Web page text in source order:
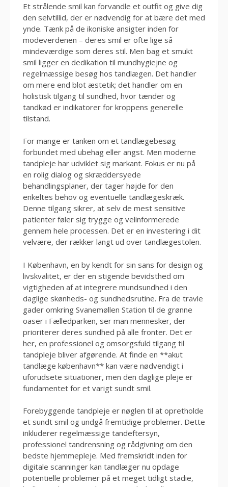
Et strålende smil kan forvandle et outfit og give dig
den selvtillid, der er nødvendig for at bære det med
ynde. Tænk på de ikoniske ansigter inden for
modeverdenen – deres smil er ofte lige så
mindeværdige som deres stil. Men bag et smukt
smil ligger en dedikation til mundhygiejne og
regelmæssige besøg hos tandlægen. Det handler
om mere end blot æstetik; det handler om en
holistisk tilgang til sundhed, hvor tænder og
tandkød er indikatorer for kroppens generelle
tilstand.
For mange er tanken om et tandlægebesøg
forbundet med ubehag eller angst. Men moderne
tandpleje har udviklet sig markant. Fokus er nu på
en rolig dialog og skræddersyede
behandlingsplaner, der tager højde for den
enkeltes behov og eventuelle tandlægeskræk.
Denne tilgang sikrer, at selv de mest sensitive
patienter føler sig trygge og velinformerede
gennem hele processen. Det er en investering i dit
velvære, der rækker langt ud over tandlægestolen.
I København, en by kendt for sin sans for design og
livskvalitet, er der en stigende bevidsthed om
vigtigheden af at integrere mundsundhed i den
daglige skønheds- og sundhedsrutine. Fra de travle
gader omkring Svanemøllen Station til de grønne
oaser i Fælledparken, ser man mennesker, der
prioriterer deres sundhed på alle fronter. Det er
her, en professionel og omsorgsfuld tilgang til
tandpleje bliver afgørende. At finde en **akut
tandlæge københavn** kan være nødvendigt i
uforudsete situationer, men den daglige pleje er
fundamentet for et varigt sundt smil.
Forebyggende tandpleje er nøglen til at opretholde
et sundt smil og undgå fremtidige problemer. Dette
inkluderer regelmæssige tandeftersyn,
professionel tandrensning og rådgivning om den
bedste hjemmepleje. Med fremskridt inden for
digitale scanninger kan tandlæger nu opdage
potentielle problemer på et meget tidligt stadie,